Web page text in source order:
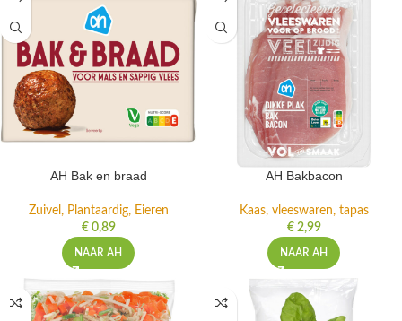
AH Bak en braad
Zuivel, Plantaardig, Eieren
€0,89
NAAR AH
AH Bakbacon
Kaas, vleeswaren, tapas
€2,99
NAAR AH